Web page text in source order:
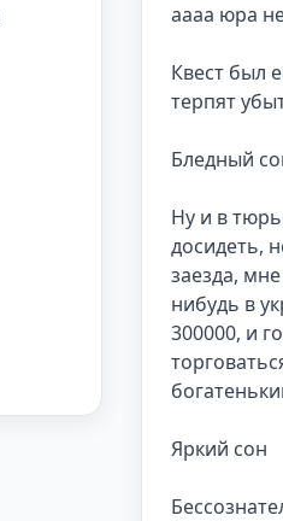
аааа юра
Квест был
терпят
Бледный
Ну и в
досидеть,
заезда,
нибудь в
300000, и
Яркий сон